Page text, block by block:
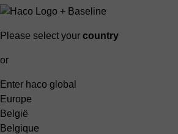
Please select your country
or
Enter haco global
Europe
België
Belgique